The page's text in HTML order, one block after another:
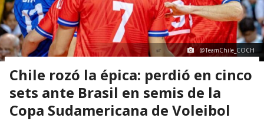
@TeamChile_COCH
Chile rozó la épica: perdió en cinco
sets ante Brasil en semis de la
Copa Sudamericana de Voleibol